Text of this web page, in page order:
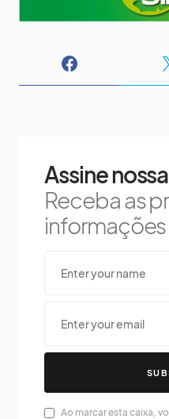
Assine
Receba as
informações
Ao marcar esta caixa,